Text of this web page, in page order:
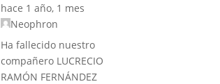
hace 1 año, 1 mes
Neophron
Ha fallecido nuestro
compañero LUCRECIO
RAMÓN FERNÁNDEZ